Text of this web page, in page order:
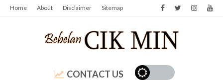
Home About Disclaimer Sitemap
CONTACT US